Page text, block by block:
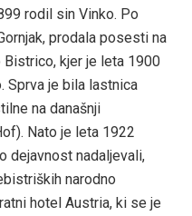
rodil sin Vinko. Po
prodala posesti na
kjer je leta 1900
Sprva je bila lastnica
na današnji
Nato je leta 1922
dejavnost nadaljevali,
narodno
hotel Austria, ki se je